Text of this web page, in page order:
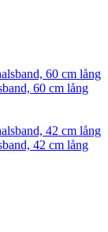
60 cm lång
42 cm lång